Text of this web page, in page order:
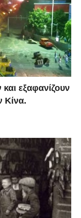
εξαφανίζουν
Κίνα.